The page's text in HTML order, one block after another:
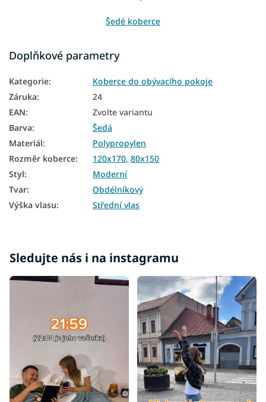
Šedé koberce
Koberce 120x170
Koberce 140x190
Koberce 160x220
Doplňkové parametry
Kategorie:
Koberce do obývacího pokoje
Záruka:
24
EAN:
Zvolte variantu
Barva:
Šedá
Materiál:
Polypropylen
Rozměr koberce: 120x170, 80x150
Styl:
Moderní
Tvar:
Obdélníkový
Výška vlasu: Střední vlas
Sledujte nás i na instagramu